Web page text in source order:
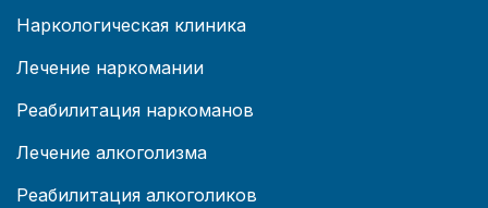
Наркологическая клиника
Лечение наркомании
Реабилитация наркоманов
Лечение алкоголизма
Реабилитация алкоголиков